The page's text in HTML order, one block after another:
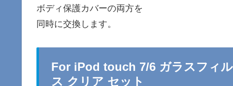
ボディ保護カバーの両方を
同時に交換します。
For iPod touch 7/6 ガラスフィ
ス クリア セット